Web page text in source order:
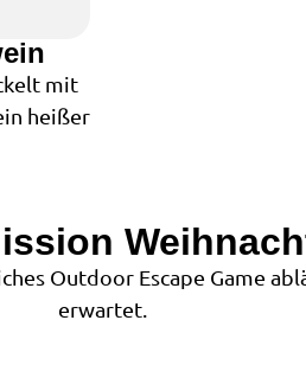
mit
heißer
Outdoor Escape Game
erwartet.